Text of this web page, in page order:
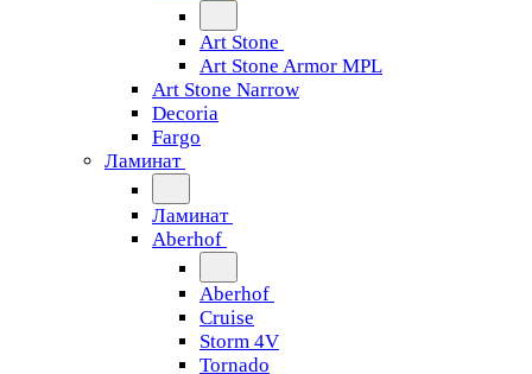
Art Stone
Art Stone Armor MPL
Art Stone Narrow
Decoria
Fargo
Ламинат
Ламинат
Aberhof
Aberhof
Cruise
Storm 4V
Tornado